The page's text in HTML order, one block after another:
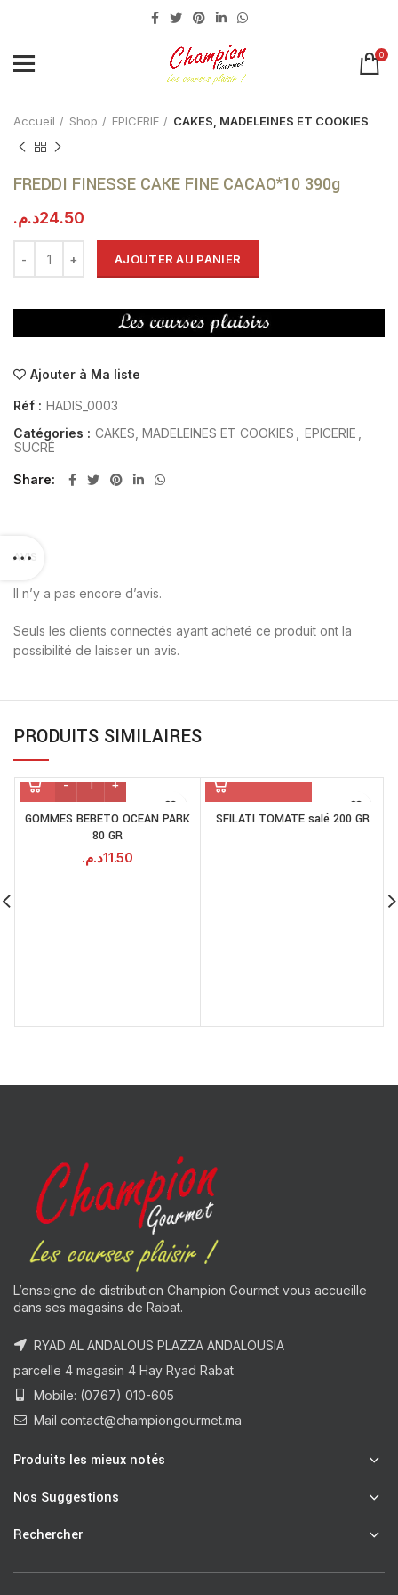
0
Accueil Shop EPICERIE CAKES, MADELEINES ET COOKIES
FREDDI FINESSE CAKE FINE CACAO*10 390g
24.50د.م.
AJOUTER AU PANIER
Ajouter à Ma liste
Réf : HADIS_0003
Catégories : CAKES, MADELEINES ET COOKIES EPICERIE
SUCRÉ
Share
AVIS
Il n’y a pas encore d’avis.
Seuls les clients connectés ayant acheté ce produit ont la
possibilité de laisser un avis.
PRODUITS SIMILAIRES
GOMMES BEBETO OCEAN PARK
80 GR
11.50د.م.
SFILATI TOMATE salé 200 GR
L’enseigne de distribution Champion Gourmet vous accueille
dans ses magasins de Rabat.
RYAD AL ANDALOUS PLAZZA ANDALOUSIA
parcelle 4 magasin 4 Hay Ryad Rabat
Mobile: (0767) 010-605
Mail contact@championgourmet.ma
Produits les mieux notés
Nos Suggestions
Rechercher